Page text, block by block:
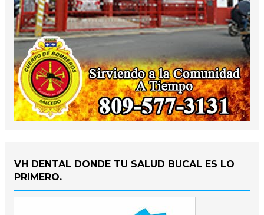
VH DENTAL DONDE TU SALUD BUCAL ES LO
PRIMERO.